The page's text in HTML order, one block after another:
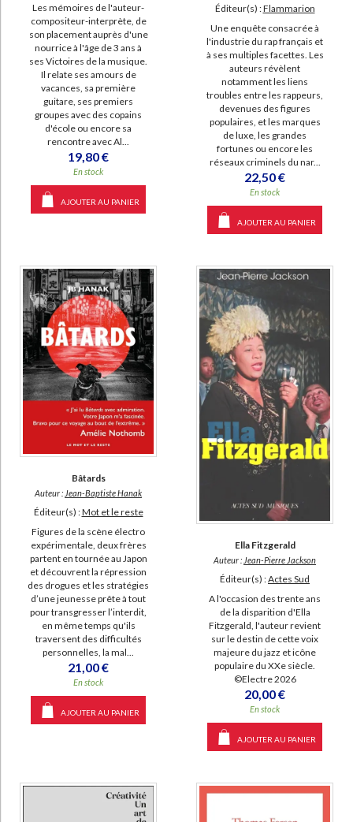
Les mémoires de l'auteur-
compositeur-interprète, de
son placement auprès d'une
nourrice à l'âge de 3 ans à
ses Victoires de la musique.
Il relate ses amours de
vacances, sa première
guitare, ses premiers
groupes avec des copains
d'école ou encore sa
rencontre avec Al...
19,80 €
En stock
AJOUTER AU PANIER
Éditeur(s) :Flammarion
Une enquête consacrée à
l'industrie du rap français et
à ses multiples facettes. Les
auteurs révèlent
notamment les liens
troubles entre les rappeurs,
devenues des figures
populaires, et les marques
de luxe, les grandes
fortunes ou encore les
réseaux criminels du nar...
22,50 €
En stock
AJOUTER AU PANIER
Bâtards
Auteur : Jean-Baptiste Hanak
Éditeur(s) :Mot et le reste
Figures de la scène électro
expérimentale, deux frères
partent en tournée au Japon
et découvrent la répression
des drogues et les stratégies
d’une jeunesse prête à tout
pour transgresser l’interdit,
en même temps qu'ils
traversent des difficultés
personnelles, la mal...
21,00 €
En stock
AJOUTER AU PANIER
Ella Fitzgerald
Auteur : Jean-Pierre Jackson
Éditeur(s) :Actes Sud
A l'occasion des trente ans
de la disparition d'Ella
Fitzgerald, l'auteur revient
sur le destin de cette voix
majeure du jazz et icône
populaire du XXe siècle.
©Electre 2026
20,00 €
En stock
AJOUTER AU PANIER